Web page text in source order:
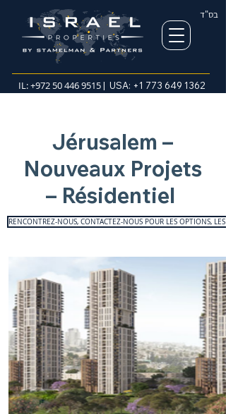
בס"ד
IL:+972 50 446 9515| USA: +1 773 649 1362
Jérusalem –
Nouveaux Projets
– Résidentiel
RENCONTREZ-NOUS, CONTACTEZ-NOUS POUR LES OPTIONS, LES